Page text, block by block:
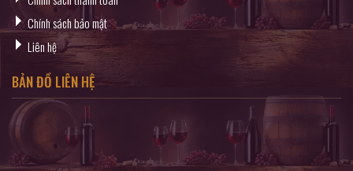
Chính sách bảo mật
Liên hệ
BẢN ĐỒ LIÊN HỆ